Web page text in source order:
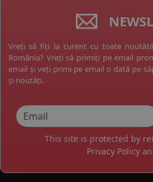
Vreți să fiți la curent cu toate
România? Vreți să primiți pe email
email și veți primi pe email o dată pe
și noutăți.
This site is protected by
Privacy Policy